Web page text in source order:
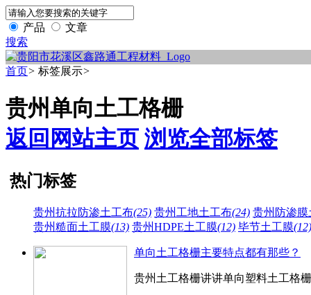
产品
文章
搜索
首页> 标签展示>
贵州单向土工格栅
返回网站主页 浏览全部标签
热门标签
贵州抗拉防渗土工布(25) 贵州工地土工布(24) 贵州防渗膜
贵州糙面土工膜(13) 贵州HDPE土工膜(12) 毕节土工膜(12)
单向土工格栅主要特点都有那些？
贵州土工格栅讲讲单向塑料土工格